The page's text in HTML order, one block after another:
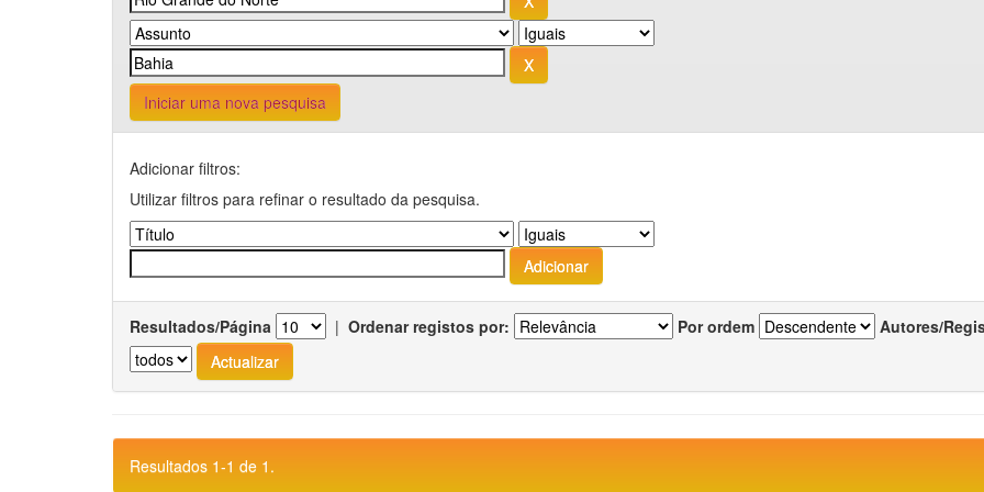
Iniciar uma nova pesquisa
Adicionar filtros:
Utilizar filtros para refinar o resultado da pesquisa.
Resultados/Página | Ordenar registos por: Por ordem Autores/
Resultados 1-1 de 1.